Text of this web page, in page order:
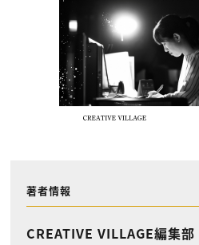
著者情報
CREATIVE VILLAGE編集部